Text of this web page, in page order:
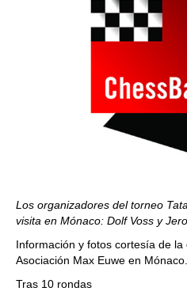
Los organizadores del torneo
visita en Mónaco: Dolf Voss y
Información y fotos cortesía de
Asociación Max Euwe en Mónaco.
Tras 10 rondas